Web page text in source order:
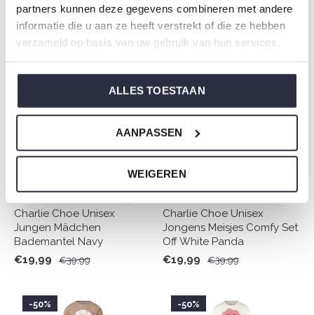
partners kunnen deze gegevens combineren met andere
informatie die u aan ze heeft verstrekt of die ze hebben
verzameld op basis van uw gebruik van hun services.
ALLES TOESTAAN
AANPASSEN
WEIGEREN
Kariert
€14,99 €29,99
Kariert
€17,49 €34,99
Charlie Choe Unisex
Jungen Mädchen
Bademantel Navy
€19,99
€39,99
Charlie Choe Unisex
Jongens Meisjes Comfy Set
Off White Panda
€19,99
€39,99
-50% -50%